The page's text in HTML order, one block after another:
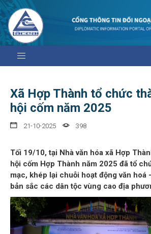
Xã Hợp Thành tổ chức
hội cốm năm 2025
21-10-2025 398
Tối 19/10, tại Nhà văn hóa xã Hợp
hội cốm Hợp Thành năm 2025 đã tổ
mạc, khép lại chuỗi hoạt động văn hoá
bản sắc các dân tộc vùng cao địa